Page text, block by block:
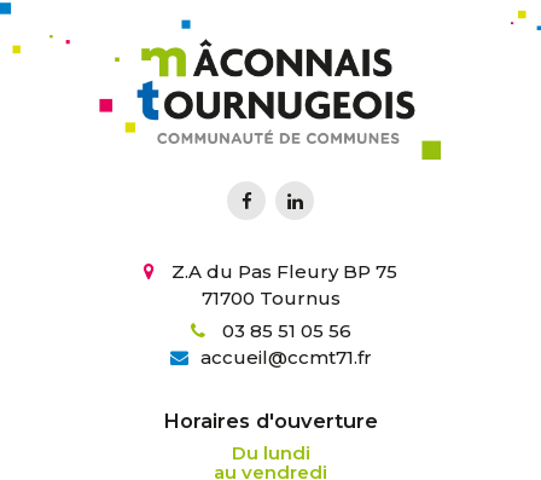
Z.A du Pas Fleury BP 75
71700 Tournus
03 85 51 05 56
accueil@ccmt71.fr
Horaires d'ouverture
Du lundi
au vendredi